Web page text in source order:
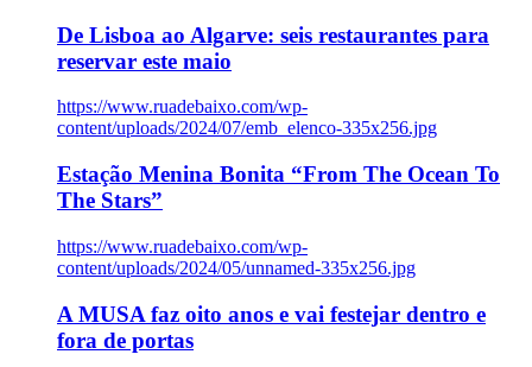
De Lisboa ao Algarve: seis restaurantes para
reservar este maio
https://www.ruadebaixo.com/wp-
content/uploads/2024/07/emb_elenco-335x256.jpg
Estação Menina Bonita “From The Ocean To
The Stars”
https://www.ruadebaixo.com/wp-
content/uploads/2024/05/unnamed-335x256.jpg
A MUSA faz oito anos e vai festejar dentro e
fora de portas